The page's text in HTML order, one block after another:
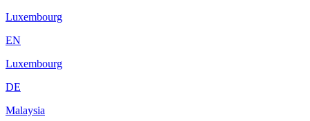
Luxembourg
EN
Luxembourg
DE
Malaysia